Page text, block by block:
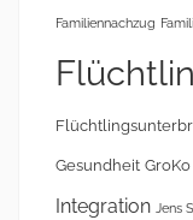
Familiennachzug
Gesundheit GroKo
Integration Jens